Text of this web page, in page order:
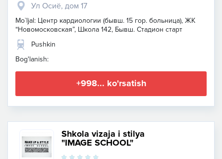
Ул Осиё, дом 17
Mo`ljal: Центр кардиологии (бывш. 15 гор. больница), ЖК
“Новомосковская”, Школа 142, Бывш. Стадион старт
Pushkin
Bog'lanish:
+998... ko'rsatish
Shkola vizaja i stilya
"IMAGE SCHOOL"